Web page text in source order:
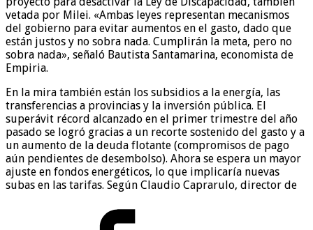
vetada por Milei. «Ambas leyes representan mecanismos
del gobierno para evitar aumentos en el gasto, dado que
están justos y no sobra nada. Cumplirán la meta, pero no
sobra nada», señaló Bautista Santamarina, economista de
Empiria.
En la mira también están los subsidios a la energía, las
transferencias a provincias y la inversión pública. El
superávit récord alcanzado en el primer trimestre del año
pasado se logró gracias a un recorte sostenido del gasto y a
un aumento de la deuda flotante (compromisos de pago
aún pendientes de desembolso). Ahora se espera un mayor
ajuste en fondos energéticos, lo que implicaría nuevas
subas en las tarifas. Según Claudio Caprarulo, director de